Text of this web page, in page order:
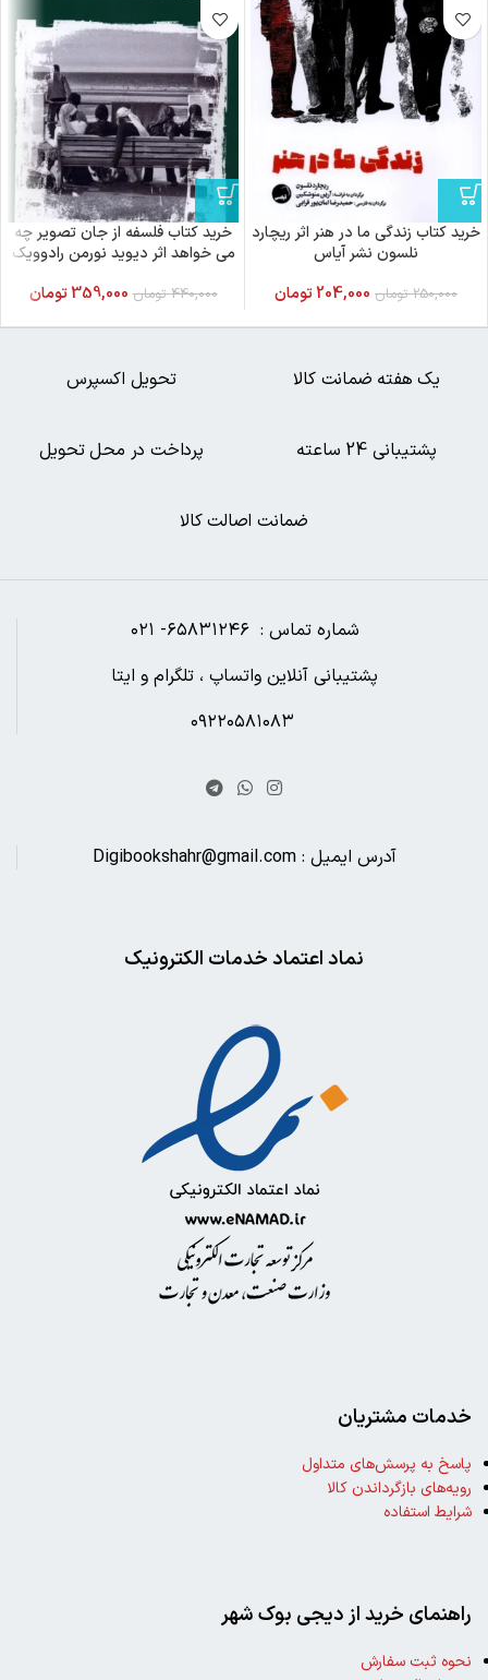
خرید کتاب زندگی ما در هنر اثر ریچارد
نلسون نشر آیاس
250,000 تومان 204,000تومان
خرید کتاب فلسفه از جان تصویر چه
می خواهد اثر دیوید نورمن رادوویک
440,000 تومان 359,000تومان
ضمانت اصالت کالا
پرداخت در محل تحویل پشتیبانی 24 ساعته
تحویل اکسپرس یک هفته ضمانت کالا
شماره تماس : ۶۵۸۳۱۲۴۶- ۰۲۱
پشتیبانی آنلاین واتساپ ، تلگرام و ایتا
آدرس ایمیل : Digibookshahr@gmail.com
نماد اعتماد خدمات الکترونیک
خدمات مشتریان
پاسخ به پرسش‌های متداول
رویه‌های بازگرداندن کالا
شرایط استفاده
راهنمای خرید از دیجی بوک شهر
نحوه ثبت سفارش